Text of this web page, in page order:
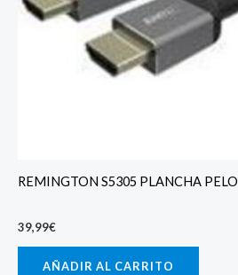
REMINGTON S5305 PLANCHA PELO
39,99€
AÑADIR AL CARRITO